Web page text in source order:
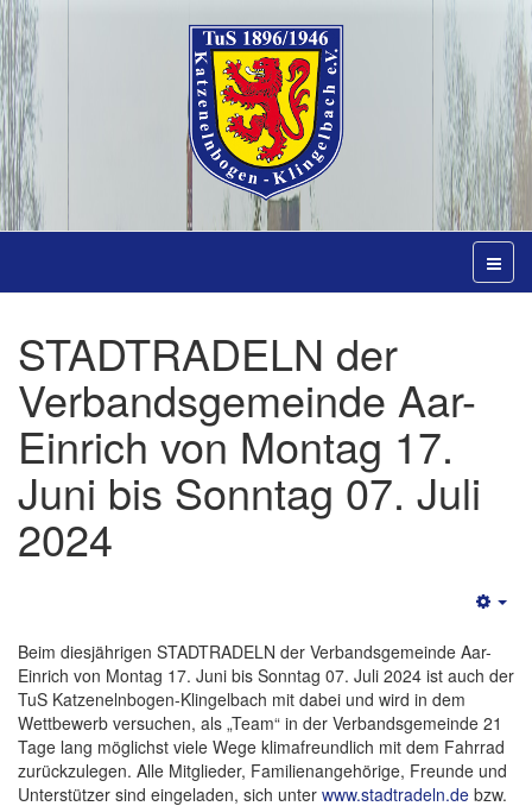
STADTRADELN der
Verbandsgemeinde Aar-
Einrich von Montag 17.
Juni bis Sonntag 07. Juli
2024
Beim diesjährigen STADTRADELN der Verbandsgemeinde Aar-
Einrich von Montag 17. Juni bis Sonntag 07. Juli 2024 ist auch der
TuS Katzenelnbogen-Klingelbach mit dabei und wird in dem
Wettbewerb versuchen, als „Team“ in der Verbandsgemeinde 21
Tage lang möglichst viele Wege klimafreundlich mit dem Fahrrad
zurückzulegen. Alle Mitglieder, Familienangehörige, Freunde und
Unterstützer sind eingeladen, sich unter www.stadtradeln.de bzw.